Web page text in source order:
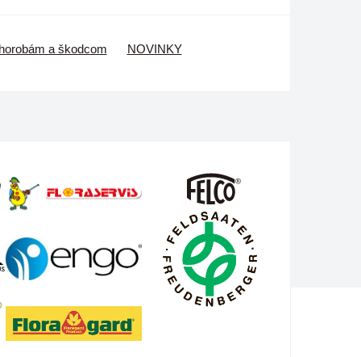
a škodcom NOVINKY